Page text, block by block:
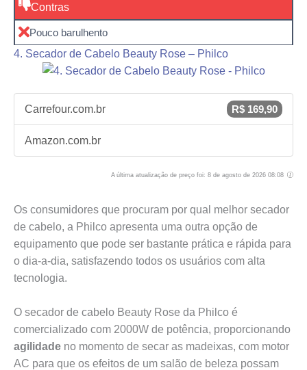
Contras
Pouco barulhento
4. Secador de Cabelo Beauty Rose – Philco
Carrefour.com.br R$ 169,90
Amazon.com.br
A última atualização de preço foi: 8 de agosto de 2026 08:08
Os consumidores que procuram por qual melhor secador
de cabelo, a Philco apresenta uma outra opção de
equipamento que pode ser bastante prática e rápida para
o dia-a-dia, satisfazendo todos os usuários com alta
tecnologia.
O secador de cabelo Beauty Rose da Philco é
comercializado com 2000W de potência, proporcionando
agilidade no momento de secar as madeixas, com motor
AC para que os efeitos de um salão de beleza possam